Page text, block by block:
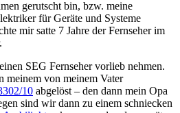
gerutscht bin, bzw. meine
für Geräte und Systeme
mir satte 7 Jahre der Fernseher im
SEG Fernseher vorlieb nehmen.
meinem von meinem Vater
10 abgelöst – den dann mein Opa
sind wir dann zu einem schniecken